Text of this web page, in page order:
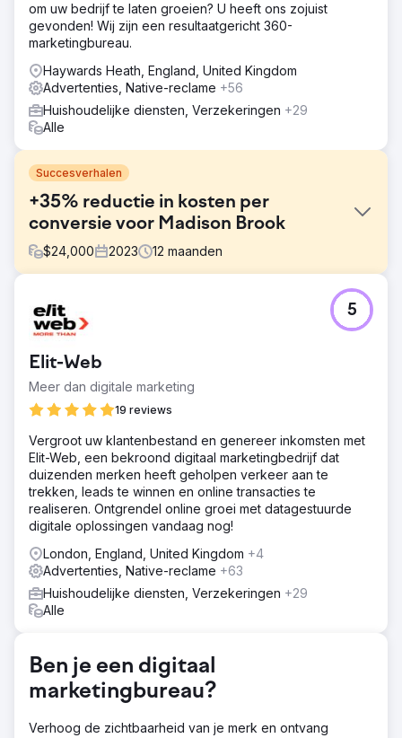
om uw bedrijf te laten groeien? U heeft ons zojuist
gevonden! Wij zijn een resultaatgericht 360-
marketingbureau.
Haywards Heath, England, United Kingdom
Advertenties, Native-reclame +56
Huishoudelijke diensten, Verzekeringen +29
Alle
Succesverhalen
+35% reductie in kosten per
conversie voor Madison Brook
$24,000 2023 12 maanden
Madison Brook International had te maken met hoge
customer acquisition costs (CAC) en inconsistente
de zichtbaarheid te vergroten, kwalitatieve leads te
genereren en CAC te verlagen.
Oplossing
CPC verlaagd en de advertentierang verbeterd, wat het
verlies aan impressieaandeel (meer verkeer, minder
kosten) heeft verminderd. We hebben trefwoorden en
biedingen verfijnd, advertenties geoptimaliseerd en
doelgroeptargeting aangepast voor conversies van
betere kwaliteit, met continue A/B-testen voor
voortdurende verbeteringen.
Resultaat
Onze strategie leidde tot een +45% toename in click-
through rates (CTR), een +35% reductie in kosten per
hun leadkwaliteit aanzienlijk en verminderden hun totale
marketinguitgaven.
Naar bureaupagina
Elit-Web
Meer dan digitale marketing
19 reviews
5
Vergroot uw klantenbestand en genereer inkomsten met
Elit-Web, een bekroond digitaal marketingbedrijf dat
duizenden merken heeft geholpen verkeer aan te
trekken, leads te winnen en online transacties te
realiseren. Ontgrendel online groei met datagestuurde
digitale oplossingen vandaag nog!
London, England, United Kingdom +4
Advertenties, Native-reclame +63
Huishoudelijke diensten, Verzekeringen +29
Alle
Ben je een digitaal
marketingbureau?
Verhoog de zichtbaarheid van je merk en ontvang